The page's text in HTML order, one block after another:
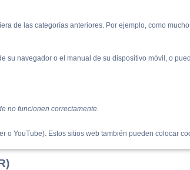
de las categorías anteriores. Por ejemplo, como
su navegador o el manual de su dispositivo móvil, o
no funcionen correctamente.
YouTube). Estos sitios web también pueden colocar